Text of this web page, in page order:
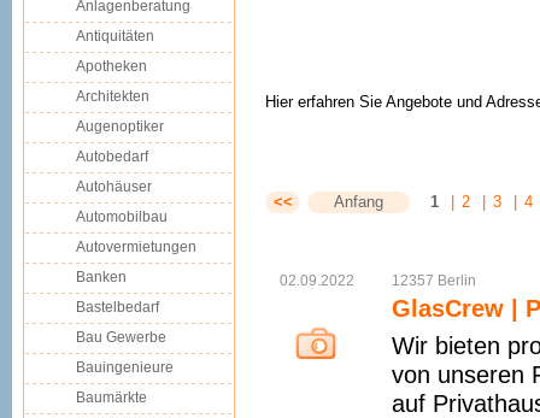
Hier erfahren Sie Angebote und
<< Anfang 1 2 3 4
02.09.2022 12357 Berlin
GlasCrew |
Wir bieten
von unseren
auf
Anlagenberatung
Antiquitäten
Apotheken
Architekten
Augenoptiker
Autobedarf
Autohäuser
Automobilbau
Autovermietungen
Banken
Bastelbedarf
Bau Gewerbe
Bauingenieure
Baumärkte